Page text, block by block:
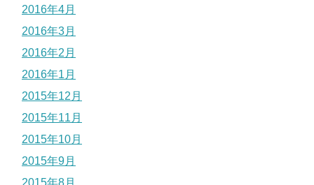
2016年4月
2016年3月
2016年2月
2016年1月
2015年12月
2015年11月
2015年10月
2015年9月